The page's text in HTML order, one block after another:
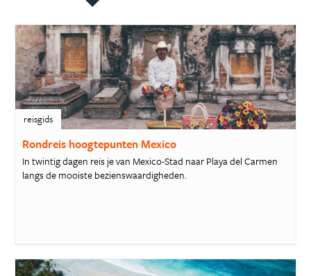
reisgids
Rondreis hoogtepunten Mexico
In twintig dagen reis je van Mexico-Stad naar Playa del Carmen
langs de mooiste bezienswaardigheden.